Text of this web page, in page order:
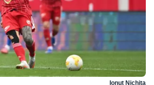
Ionuț Nichita